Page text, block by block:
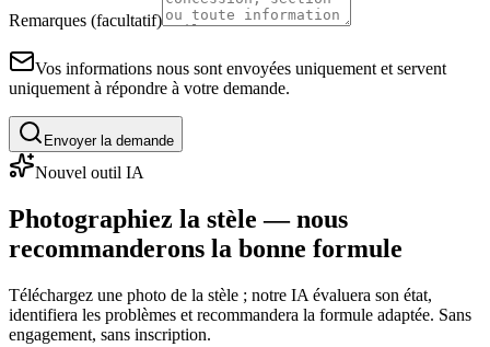
Remarques (facultatif)
Vos informations nous sont envoyées uniquement et servent
uniquement à répondre à votre demande.
Envoyer la demande
Nouvel outil IA
Photographiez la stèle — nous
recommanderons la bonne formule
Téléchargez une photo de la stèle ; notre IA évaluera son état,
identifiera les problèmes et recommandera la formule adaptée. Sans
engagement, sans inscription.